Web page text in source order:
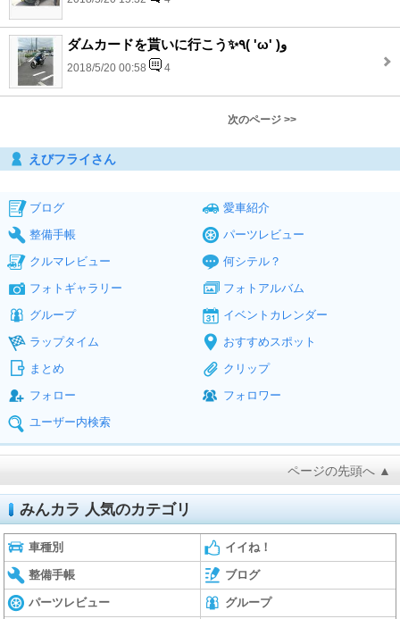
ダムカードを貰いに行こう✨٩( 'ω' )و
2018/5/20 00:58 4
次のページ >>
えびフライさん
ブログ
愛車紹介
整備手帳
パーツレビュー
クルマレビュー
何シテル？
フォトギャラリー
フォトアルバム
グループ
イベントカレンダー
ラップタイム
おすすめスポット
まとめ
クリップ
フォロー
フォロワー
ユーザー内検索
ページの先頭へ ▲
みんカラ 人気のカテゴリ
車種別 イイね！
整備手帳 ブログ
パーツレビュー グループ